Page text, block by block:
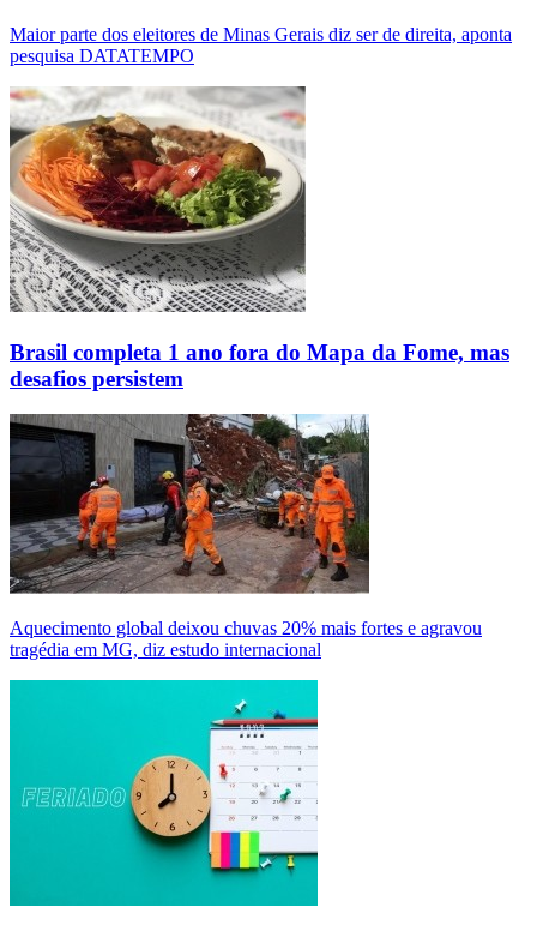
Maior parte dos eleitores de Minas Gerais diz ser de direita, aponta
pesquisa DATATEMPO
Brasil completa 1 ano fora do Mapa da Fome, mas
desafios persistem
Aquecimento global deixou chuvas 20% mais fortes e agravou
tragédia em MG, diz estudo internacional